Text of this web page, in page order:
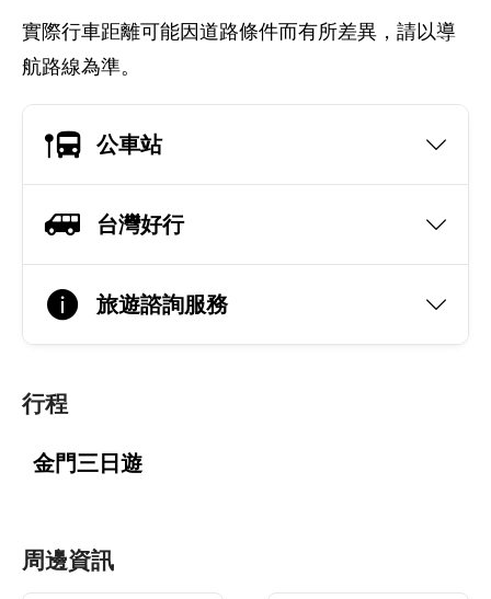
實際行車距離可能因道路條件而有所差異，請以導
航路線為準。
公車站
台灣好行
旅遊諮詢服務
行程
金門三日遊
周邊資訊